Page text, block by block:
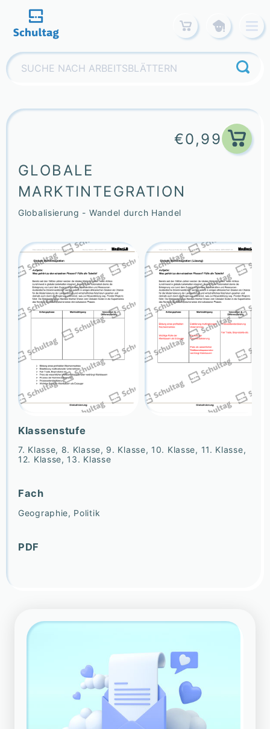
content
Suchen
nach:
€0,99
GLOBALE
MARKTINTEGRATION
Globalisierung - Wandel durch Handel
Klassenstufe
7. Klasse, 8. Klasse, 9. Klasse, 10. Klasse, 11. Klasse,
12. Klasse, 13. Klasse
Fach
Geographie, Politik
PDF